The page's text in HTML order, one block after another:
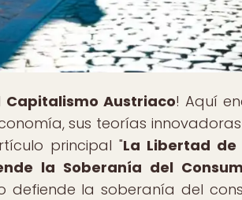
Capitalismo Austriaco! Aquí
sus teorías
principal "La Libertad
la Soberanía del
defiende la soberanía del